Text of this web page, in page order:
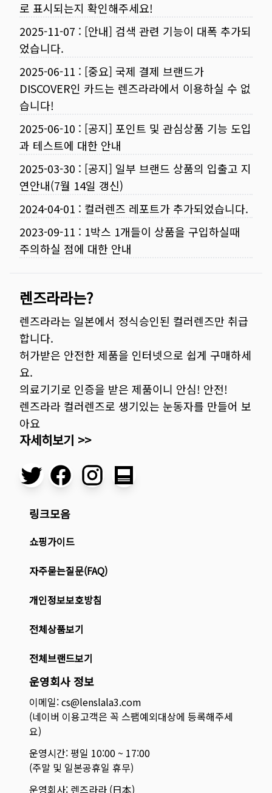
로 표시되는지 확인해주세요!
2025-11-07 : [안내] 검색 관련 기능이 대폭 추가되
었습니다.
2025-06-11 : [중요] 국제 결제 브랜드가
DISCOVER인 카드는 렌즈라라에서 이용하실 수 없
습니다!
2025-06-10 : [공지] 포인트 및 관심상품 기능 도입
과 테스트에 대한 안내
2025-03-30 : [공지] 일부 브랜드 상품의 입출고 지
연안내(7월 14일 갱신)
2024-04-01 : 컬러렌즈 레포트가 추가되었습니다.
2023-09-11 : 1박스 1개들이 상품을 구입하실때
주의하실 점에 대한 안내
렌즈라라는?
렌즈라라는 일본에서 정식승인된 컬러렌즈만 취급
합니다.
허가받은 안전한 제품을 인터넷으로 쉽게 구매하세
요.
의료기기로 인증을 받은 제품이니 안심! 안전!
렌즈라라 컬러렌즈로 생기있는 눈동자를 만들어 보
아요
자세히보기 >>
링크모음
쇼핑가이드
자주묻는질문(FAQ)
개인정보보호방침
전체상품보기
전체브랜드보기
운영회사 정보
이메일: cs@lenslala3.com
(네이버 이용고객은 꼭 스팸예외대상에 등록해주세
요)
운영시간: 평일 10:00 ~ 17:00
(주말 및 일본공휴일 휴무)
운영회사: 렌즈라라 (日本)